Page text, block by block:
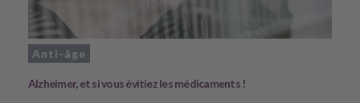
Anti-âge
Alzheimer, et si vous évitiez les médicaments !